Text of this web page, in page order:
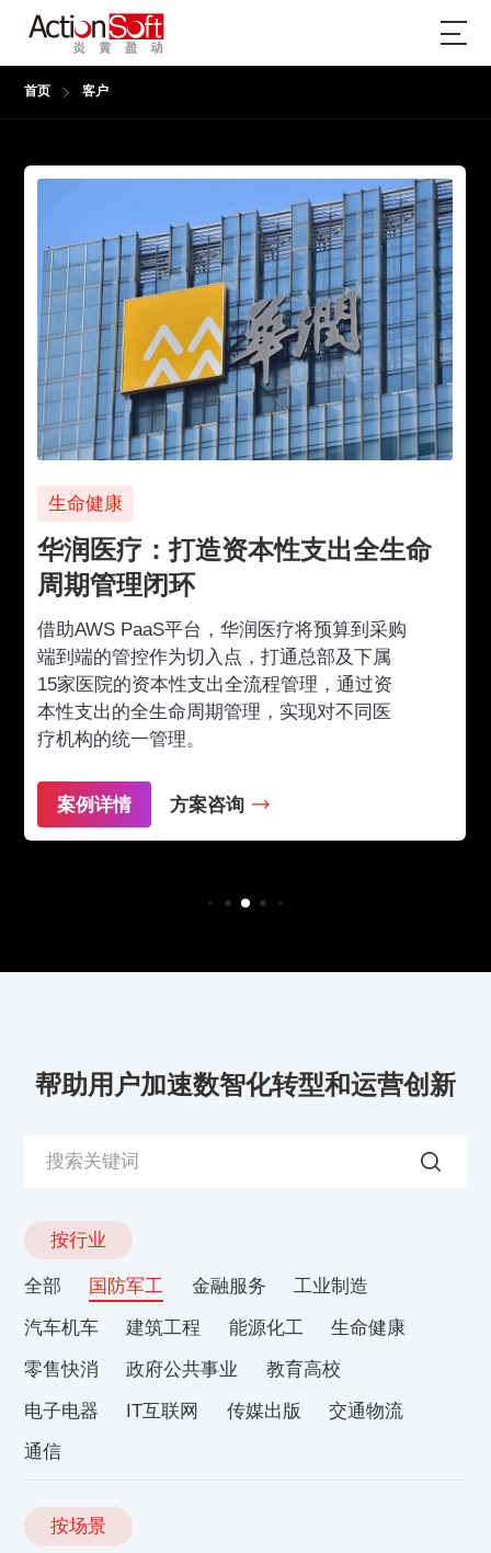
首页 客户
生命健康
华润医疗：打造资本性支出全生命
周期管理闭环
借助AWS PaaS平台，华润医疗将预算到采购
端到端的管控作为切入点，打通总部及下属
15家医院的资本性支出全流程管理，通过资
本性支出的全生命周期管理，实现对不同医
疗机构的统一管理。
案例详情 方案咨询
帮助用户加速数智化转型和运营创新
按行业
全部 国防军工 金融服务
工业制造
汽车机车
建筑工程 能源化工
生命健康
零售快消
政府公共事业
教育高校
电子电器
IT互联网 传媒出版
交通物流
通信
按场景